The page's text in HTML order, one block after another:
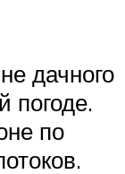
дачного
погоде.
по